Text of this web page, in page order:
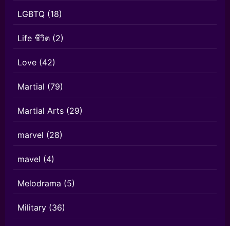
LGBTQ (18)
Life ชีวิต (2)
Love (42)
Martial (79)
Martial Arts (29)
marvel (28)
mavel (4)
Melodrama (5)
Military (36)